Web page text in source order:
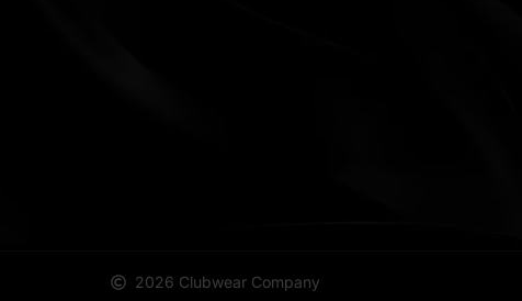
2026 Clubwear Company